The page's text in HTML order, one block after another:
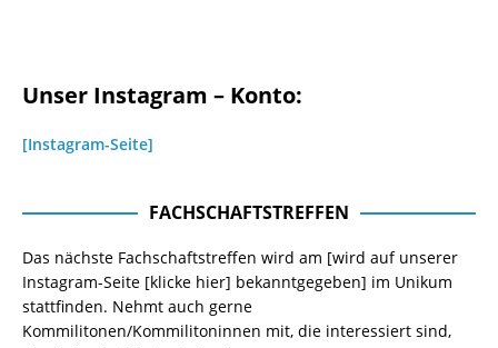
Unser Instagram – Konto:
[Instagram-Seite]
FACHSCHAFTSTREFFEN
Das nächste Fachschaftstreffen wird am [wird auf unserer
Instagram-Seite [klicke hier] bekanntgegeben] im Unikum
stattfinden. Nehmt auch gerne
Kommilitonen/Kommilitoninnen mit, die interessiert sind,